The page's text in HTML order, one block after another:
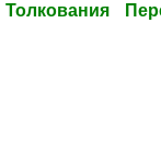
Толкования